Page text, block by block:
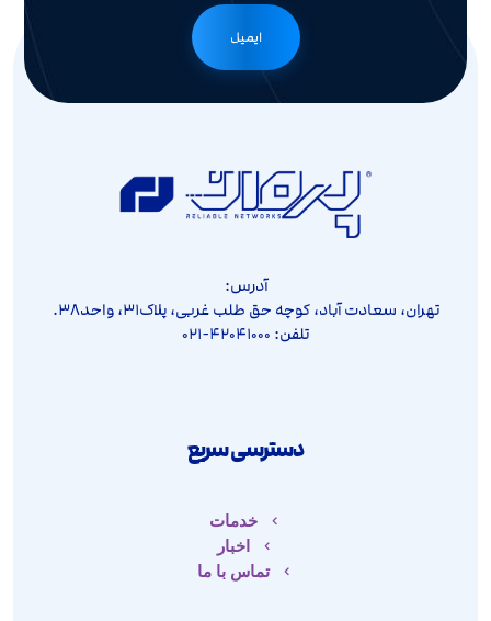
ایمیل
آدرس:
تهران، سعادت آباد، کوچه حق طلب غربی، پلاک۳۱، واحد۳۸.
تلفن: ۴۲۰۴۱۰۰۰-۰۲۱
دسترسی سریع
خدمات
اخبار
تماس با ما